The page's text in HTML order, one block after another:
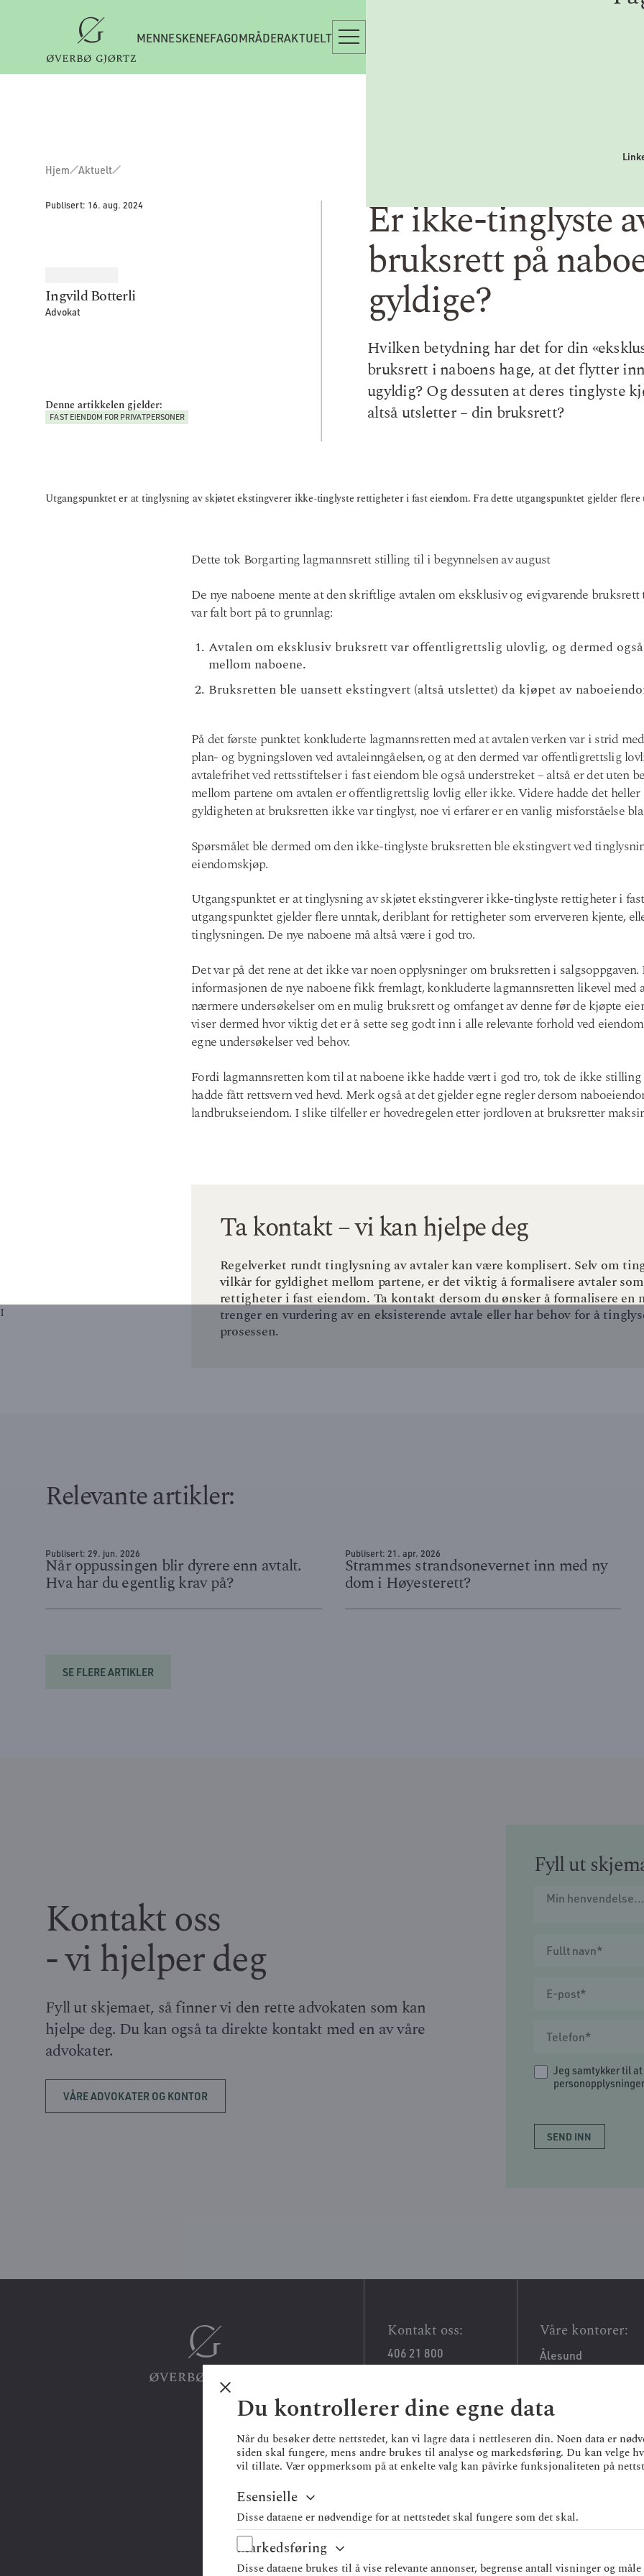
MENNESKENEFAGOMRÅDERAKTUELT
Hjem Aktuelt
Publisert: 16. aug. 2024
Ingvild Botterli
Advokat
Denne artikkelen gjelder:
FAST EIENDOM FOR PRIVATPERSONER
Er ikke-tinglyste
bruksrett på
gyldige?
Hvilken betydning har det for din
bruksrett i naboens hage, at det flytter
ugyldig? Og dessuten at deres tinglyste
altså utsletter – din bruksrett?
Utgangspunktet er at tinglysning av skjøtet ekstingverer ikke-tinglyste rettigheter i fast eiendom. Fra dette utgangspunktet gjelder flere
Dette tok Borgarting lagmannsrett stilling til i begynnelsen av august
De nye naboene mente at den skriftlige avtalen om eksklusiv og evigvarende
var falt bort på to grunnlag:
Avtalen om eksklusiv bruksrett var offentligrettslig ulovlig, og dermed
mellom naboene.
Bruksretten ble uansett ekstingvert (altså utslettet) da kjøpet av
På det første punktet konkluderte lagmannsretten med at avtalen verken var i strid
plan- og bygningsloven ved avtaleinngåelsen, og at den dermed var offentligrettslig
avtalefrihet ved rettsstiftelser i fast eiendom ble også understreket – altså er det uten
mellom partene om avtalen er offentligrettslig lovlig eller ikke. Videre hadde det
gyldigheten at bruksretten ikke var tinglyst, noe vi erfarer er en vanlig misforståelse
Spørsmålet ble dermed om den ikke-tinglyste bruksretten ble ekstingvert ved
eiendomskjøp.
Utgangspunktet er at tinglysning av skjøtet ekstingverer ikke-tinglyste rettigheter i
utgangspunktet gjelder flere unntak, deriblant for rettigheter som erververen kjente,
tinglysningen. De nye naboene må altså være i god tro.
Det var på det rene at det ikke var noen opplysninger om bruksretten i salgsoppgaven.
informasjonen de nye naboene fikk fremlagt, konkluderte lagmannsretten likevel med
nærmere undersøkelser om en mulig bruksrett og omfanget av denne før de kjøpte
viser dermed hvor viktig det er å sette seg godt inn i alle relevante forhold ved
egne undersøkelser ved behov.
Fordi lagmannsretten kom til at naboene ikke hadde vært i god tro, tok de ikke
hadde fått rettsvern ved hevd. Merk også at det gjelder egne regler dersom
landbrukseiendom. I slike tilfeller er hovedregelen etter jordloven at bruksretter
Ta kontakt – vi kan hjelpe deg
Regelverket rundt tinglysning av avtaler kan være komplisert. Selv om
vilkår for gyldighet mellom partene, er det viktig å formalisere avtaler
rettigheter i fast eiendom. Ta kontakt dersom du ønsker å formalisere en
trenger en vurdering av en eksisterende avtale eller har behov for å
prosessen.
Relevante artikler:
Publisert: 29. jun. 2026
Når oppussingen blir dyrere enn avtalt.
Hva har du egentlig krav på?
Publisert: 21. apr. 2026
Strammes strandsonevernet inn med ny
dom i Høyesterett?
SE FLERE ARTIKLER
Kontakt oss
- vi hjelper deg
Fyll ut skjemaet, så finner vi den rette advokaten som kan
hjelpe deg. Du kan også ta direkte kontakt med en av våre
advokater.
VÅRE ADVOKATER OG KONTOR
Fyll ut
Jeg samtykker til
Kontakt oss:
406 21 800
Sosiale medier:
LinkedIn
Facebook
Våre kontorer:
Ålesund
Ørsta
Du kontrollerer dine egne data
Når du besøker dette nettstedet, kan vi lagre data i nettleseren din. Noen data er
siden skal fungere, mens andre brukes til analyse og markedsføring. Du kan velge
vil tillate. Vær oppmerksom på at enkelte valg kan påvirke funksjonaliteten på
Esensielle
Disse dataene er nødvendige for at nettstedet skal fungere som det skal.
Markedsføring
Disse dataene brukes til å vise relevante annonser, begrense antall visninger og
I